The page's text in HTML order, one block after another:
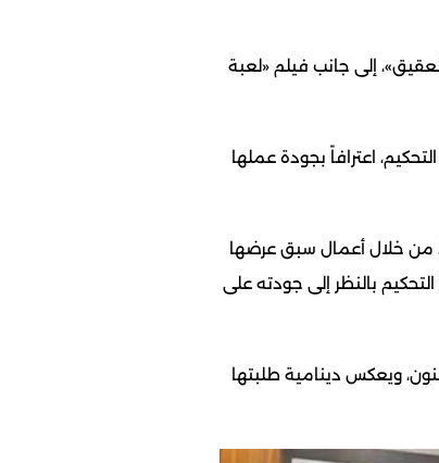
إلى جانب فيلم «لعبة
اعترافاً بجودة عملها
من خلال أعمال سبق عرضها
بالنظر إلى جودته على
ويعكس دينامية طلبتها